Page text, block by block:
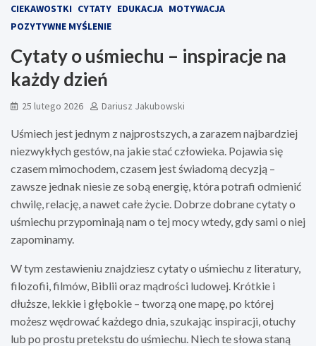
CIEKAWOSTKI CYTATY EDUKACJA MOTYWACJA
POZYTYWNE MYŚLENIE
Cytaty o uśmiechu – inspiracje na
każdy dzień
25 lutego 2026 Dariusz Jakubowski
Uśmiech jest jednym z najprostszych, a zarazem najbardziej
niezwykłych gestów, na jakie stać człowieka. Pojawia się
czasem mimochodem, czasem jest świadomą decyzją –
zawsze jednak niesie ze sobą energię, która potrafi odmienić
chwilę, relację, a nawet całe życie. Dobrze dobrane cytaty o
uśmiechu przypominają nam o tej mocy wtedy, gdy sami o niej
zapominamy.
W tym zestawieniu znajdziesz cytaty o uśmiechu z literatury,
filozofii, filmów, Biblii oraz mądrości ludowej. Krótkie i
dłuższe, lekkie i głębokie – tworzą one mapę, po której
możesz wędrować każdego dnia, szukając inspiracji, otuchy
lub po prostu pretekstu do uśmiechu. Niech te słowa staną